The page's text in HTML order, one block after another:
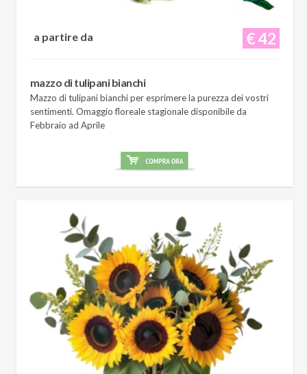
€ 42
a partire da
mazzo di tulipani bianchi
Mazzo di tulipani bianchi per esprimere la purezza dei vostri
sentimenti. Omaggio floreale stagionale disponibile da
Febbraio ad Aprile